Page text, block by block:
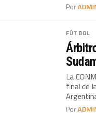
Por
FÚTBOL
La
final de
Por